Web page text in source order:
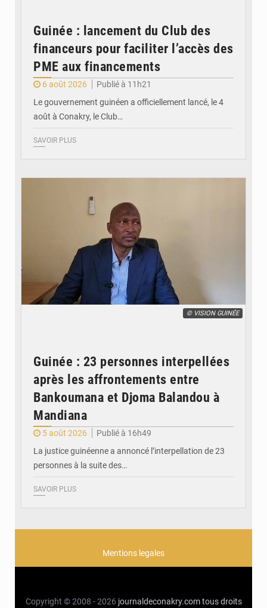
Guinée : lancement du Club des
financeurs pour faciliter l’accès des
PME aux financements
6 août 2026
Publié à 11h21
Le gouvernement guinéen a officiellement lancé, le 4
août à Conakry, le Club…
SAVOIR PLUS
© VISION GUINÉE
Guinée : 23 personnes interpellées
après les affrontements entre
Bankoumana et Djoma Balandou à
Mandiana
5 août 2026
Publié à 16h49
La justice guinéenne a annoncé l’interpellation de 23
personnes à la suite des…
SAVOIR PLUS
Mentions legales
Copyright © 2008 - 2026 journaldeconakry.com tous droits